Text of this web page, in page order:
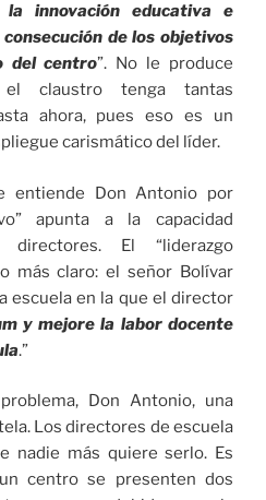
la innovación educativa e
de los objetivos
del centro”. No le produce
claustro tenga tantas
ahora, pues eso es un
carismático del líder.
entiende Don Antonio por
apunta a la capacidad
El “liderazgo
más claro: el señor Bolívar
escuela en la que el director
y mejore la labor docente
.”
Don Antonio, una
Los directores de escuela
nadie más quiere serlo. Es
centro se presenten dos